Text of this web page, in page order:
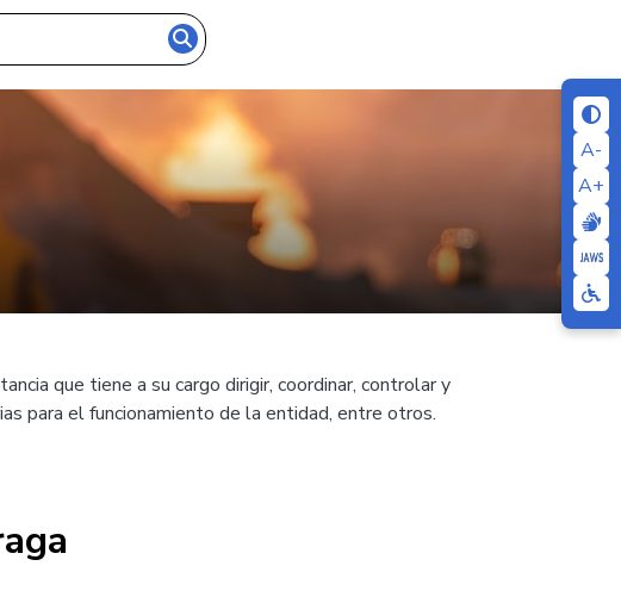
A-
A+
que tiene a su cargo dirigir, coordinar, controlar y
para el funcionamiento de la entidad, entre otros.